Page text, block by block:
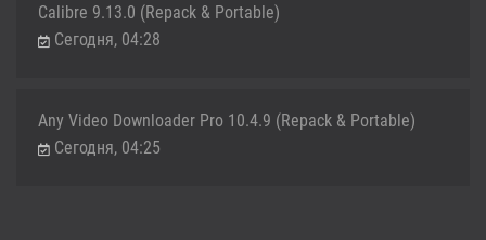
Calibre 9.13.0 (Repack & Portable)
Сегодня, 04:28
Any Video Downloader Pro 10.4.9 (Repack & Portable)
Сегодня, 04:25